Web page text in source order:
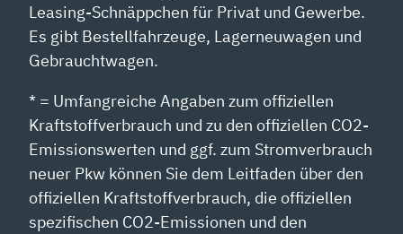
Leasing-Schnäppchen für Privat und Gewerbe.
Es gibt Bestellfahrzeuge, Lagerneuwagen und
Gebrauchtwagen.
* = Umfangreiche Angaben zum offiziellen
Kraftstoffverbrauch und zu den offiziellen CO2-
Emissionswerten und ggf. zum Stromverbrauch
neuer Pkw können Sie dem Leitfaden über den
offiziellen Kraftstoffverbrauch, die offiziellen
spezifischen CO2-Emissionen und den